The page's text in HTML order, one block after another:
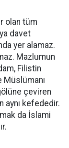
olan tüm
davet
yer alamaz.
Mazlumun
Filistin
Müslümanı
çeviren
aynı kefededir.
da İslami